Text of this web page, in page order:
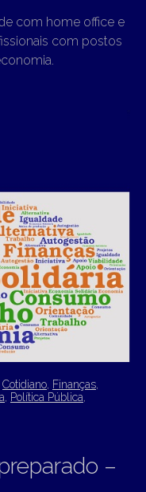
com home office e
com postos
Cotidiano, Finanças,
, Política Pública,
–